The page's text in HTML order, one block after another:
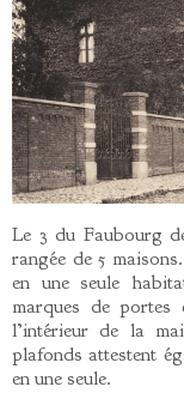
Le 3 du Faubourg
rangée de 5
en une seule
marques de
l’intérieur de la
plafonds attestent
en une seule.